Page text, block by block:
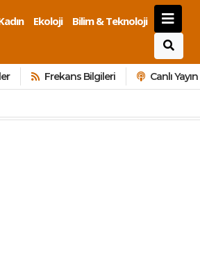
Ekoloji
Bilim & Teknoloji
Frekans Bilgileri Canlı Yayın